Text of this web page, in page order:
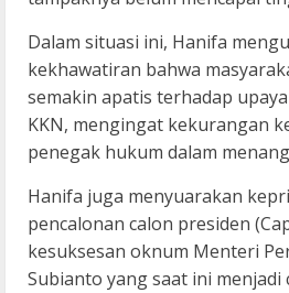
Dalam situasi ini, Hanifa
kekhawatiran bahwa
semakin apatis terhadap
KKN, mengingat kekurangan
penegak hukum dalam
Hanifa juga menyuarakan
pencalonan calon presiden
kesuksesan oknum Menteri
Subianto yang saat ini